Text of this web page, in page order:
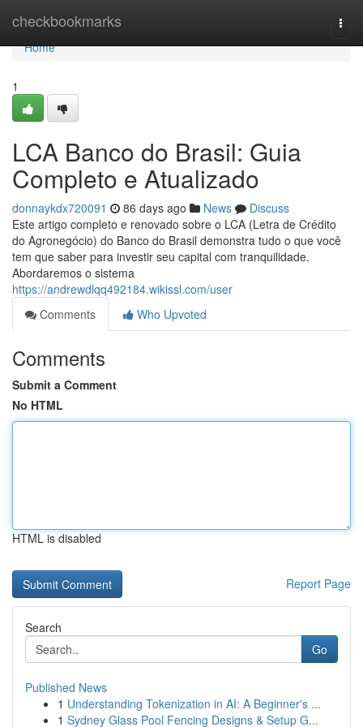
checkbookmarks
Home
Home
1
LCA Banco do Brasil: Guia
Completo e Atualizado
donnaykdx720091 86 days ago News
Discuss
Este artigo completo e renovado sobre o LCA (Letra de Crédito
do Agronegócio) do Banco do Brasil demonstra tudo o que você
tem que saber para investir seu capital com tranquilidade.
Abordaremos o sistema
https://andrewdlqq492184.wikissl.com/user
Comments
Who Upvoted
Comments
Submit a Comment
No HTML
HTML is disabled
Report Page
Search
Go
Published News
1 Understanding Tokenization in AI: A Beginner's ...
1 Sydney Glass Pool Fencing Designs & Setup G...